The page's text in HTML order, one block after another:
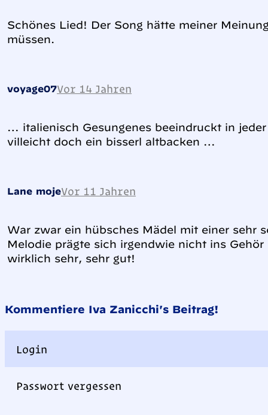
Schönes Lied! Der Song hätte meiner
müssen.
voyage07Vor 14 Jahren
… italienisch Gesungenes beeindruckt in
villeicht doch ein bisserl altbacken …
Lane mojeVor 11 Jahren
War zwar ein hübsches Mädel mit einer sehr
Melodie prägte sich irgendwie nicht ins
wirklich sehr, sehr gut!
Kommentiere Iva Zanicchi's Beitrag!
Login
Passwort vergessen